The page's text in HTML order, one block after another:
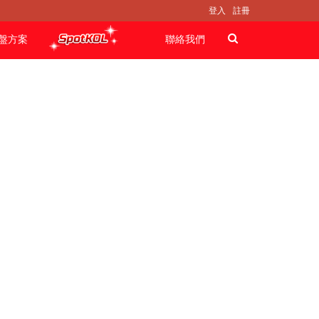
登入 註冊
方案 聯絡我們